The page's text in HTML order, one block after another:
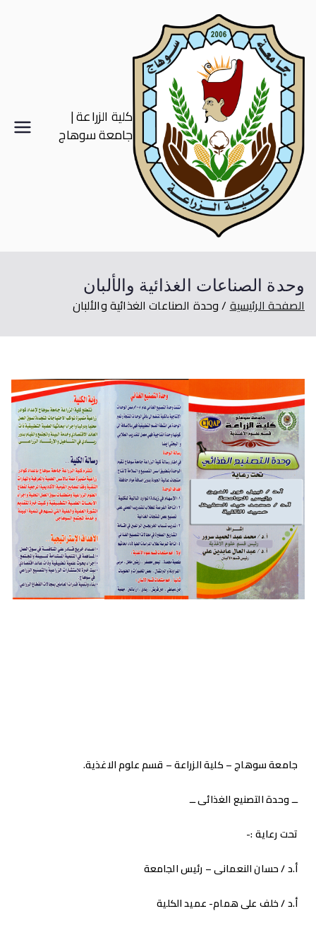
كلية الزراعة |
جامعة سوهاج
وحدة الصناعات الغذائية والألبان
الصفحة الرئيسية وحدة الصناعات الغذائية والألبان
جامعة سوهاج – كلية الزراعة – قسم علوم الاغذية.
ــ وحدة التصنيع الغذائى ــ
تحت رعاية :-
أ.د / حسان النعمانى– رئيس الجامعة
أ.د / خلف على همام- عميد الكلية